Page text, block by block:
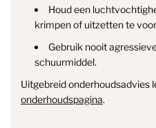
Houd een
krimpen of uitzetten te
Gebruik nooit
schuurmiddel.
Uitgebreid onderhoudsadvies
onderhoudspagina.
& annuleren